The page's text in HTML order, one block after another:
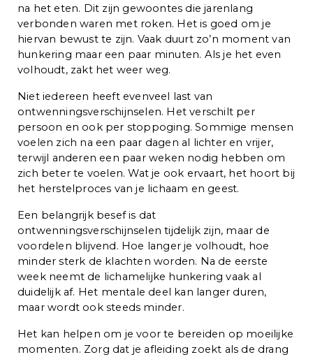
na het eten. Dit zijn gewoontes die jarenlang
verbonden waren met roken. Het is goed om je
hiervan bewust te zijn. Vaak duurt zo’n moment van
hunkering maar een paar minuten. Als je het even
volhoudt, zakt het weer weg.
Niet iedereen heeft evenveel last van
ontwenningsverschijnselen. Het verschilt per
persoon en ook per stoppoging. Sommige mensen
voelen zich na een paar dagen al lichter en vrijer,
terwijl anderen een paar weken nodig hebben om
zich beter te voelen. Wat je ook ervaart, het hoort bij
het herstelproces van je lichaam en geest.
Een belangrijk besef is dat
ontwenningsverschijnselen tijdelijk zijn, maar de
voordelen blijvend. Hoe langer je volhoudt, hoe
minder sterk de klachten worden. Na de eerste
week neemt de lichamelijke hunkering vaak al
duidelijk af. Het mentale deel kan langer duren,
maar wordt ook steeds minder.
Het kan helpen om je voor te bereiden op moeilijke
momenten. Zorg dat je afleiding zoekt als de drang